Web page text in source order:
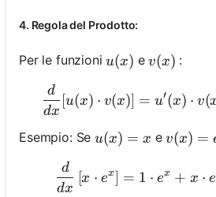
4. Regola del Prodotto:
Per le funzioniu(x)
u(x) ev(x)
v(x) :
dx
d
[u(x) ⋅ v(x)] = u′(x) ⋅ v(
Esempio: Seu(x)=x
u(x) = x ev(x) =
dx
d
[x ⋅ ex] = 1 ⋅ ex + x ⋅ e